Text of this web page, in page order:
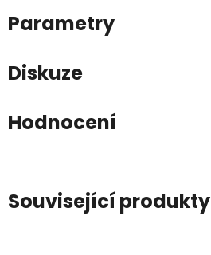
Parametry
Diskuze
Hodnocení
Související produkty